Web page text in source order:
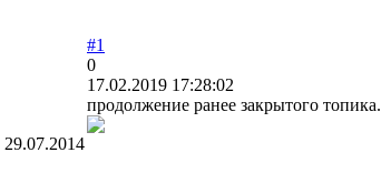
29.07.2014
#1
0
17.02.2019 17:28:02
продолжение ранее закрытого топика.